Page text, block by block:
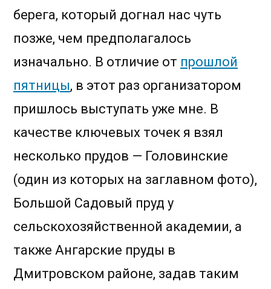
берега, который догнал нас чуть
позже, чем предполагалось
изначально. В отличие от прошлой
пятницы, в этот раз организатором
пришлось выступать уже мне. В
качестве ключевых точек я взял
несколько прудов — Головинские
(один из которых на заглавном фото),
Большой Садовый пруд у
сельскохозяйственной академии, а
также Ангарские пруды в
Дмитровском районе, задав таким